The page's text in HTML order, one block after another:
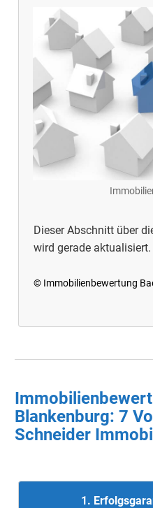
Dieser Abschnitt über
wird gerade aktualisiert.
© Immobilienbewertung
Blankenburg: 7
Schneider
1.